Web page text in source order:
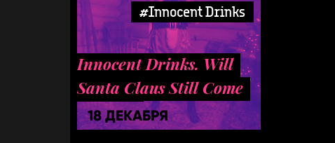
#Innocent Drinks
Innocent Drinks. Will
Santa Claus Still Come
To Town
18 ДЕКАБРЯ